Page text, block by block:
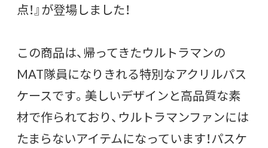
点！』が登場しました！
この商品は、帰ってきたウルトラマンの
MAT隊員になりきれる特別なアクリルパス
ケースです。美しいデザインと高品質な素
材で作られており、ウルトラマンファンには
たまらないアイテムになっています！パスケ